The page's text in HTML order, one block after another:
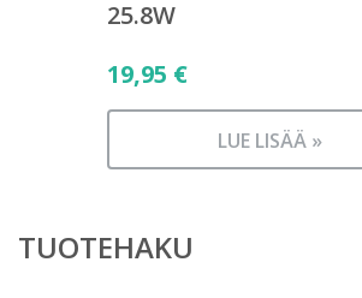
25.8W
19,95 €
LUE LISÄÄ »
TUOTEHAKU